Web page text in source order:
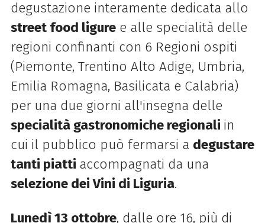
degustazione interamente dedicata allo
street food liguree alle specialità delle
regioni confinanti con 6 Regioni ospiti
(Piemonte, Trentino Alto Adige, Umbria,
Emilia Romagna, Basilicata e Calabria)
per una due giorni all'insegna delle
specialità gastronomiche regionali in
cui il pubblico può fermarsi a degustare
tanti piatti accompagnati da una
selezione dei Vini di Liguria.
Lunedì 13 ottobre, dalle ore 16, più di